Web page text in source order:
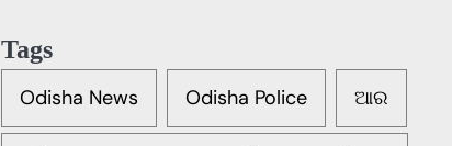
Tags
Odisha News Odisha Police ଆର